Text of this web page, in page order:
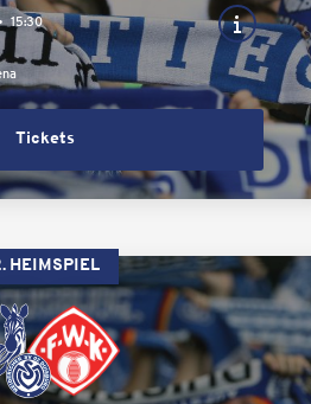
15:30
Tickets
HEIMSPIEL